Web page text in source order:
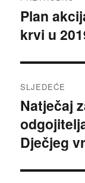
objava
Prethodna
objava:
Plan
krvi u
SLJEDEĆE
Sljedeća
objava:
Natječaj
Dječjeg